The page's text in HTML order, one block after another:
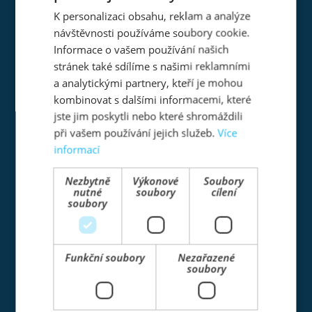
Stávajícím i novým zákazníkům nabízíme zprostředkování
služeb, které nejsou hlavním předmětem našeho podnikání, ale
úzce s ním souvisí.
PROJEKČNÍ
V rámci vlastního
engineeringu
nabízíme
spolupráci při
realizaci vašich
projektů.
REPASE
Vlastníte zařízení,
které vlivem jeho
používání ztrácí
výměna celého
celku je příliš
ENGLISH
K personalizaci obsahu, reklam a analýze
návštěvnosti používáme soubory cookie.
Informace o vašem používání našich
stránek také sdílíme s našimi reklamními
a analytickými partnery, kteří je mohou
kombinovat s dalšími informacemi, které
jste jim poskytli nebo které shromáždili
při vašem používání jejich služeb.Více
informací
Nezbytně
nutné
soubory
Výkonové
soubory
Soubory
cílení
Funkční soubory
Nezařazené
soubory